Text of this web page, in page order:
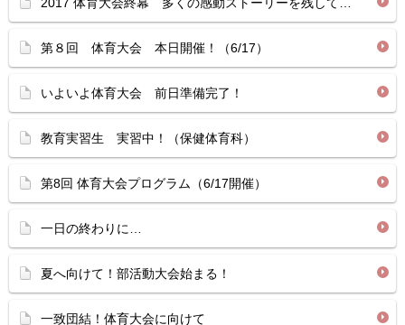
第８回 体育大会 本日開催！（6/17）
いよいよ体育大会 前日準備完了！
教育実習生 実習中！（保健体育科）
第8回 体育大会プログラム（6/17開催）
一日の終わりに…
夏へ向けて！部活動大会始まる！
一致団結！体育大会に向けて